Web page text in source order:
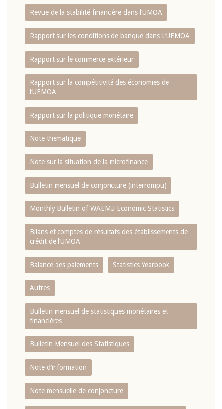
Revue de la stabilité financière dans l‘UMOA
Rapport sur les conditions de banque dans L‘UEMOA
Rapport sur le commerce extérieur
Rapport sur la compétitivité des économies de
l‘UEMOA
Rapport sur la politique monétaire
Note thématique
Note sur la situation de la microfinance
Bulletin mensuel de conjoncture (interrompu)
Monthly Bulletin of WAEMU Economic Statistics
Bilans et comptes de résultats des établissements de
crédit de l‘UMOA
Balance des paiements Statistics Yearbook
Autres
Bulletin mensuel de statistiques monétaires et
financières
Bulletin Mensuel des Statistiques
Note d’information
Note mensuelle de conjoncture